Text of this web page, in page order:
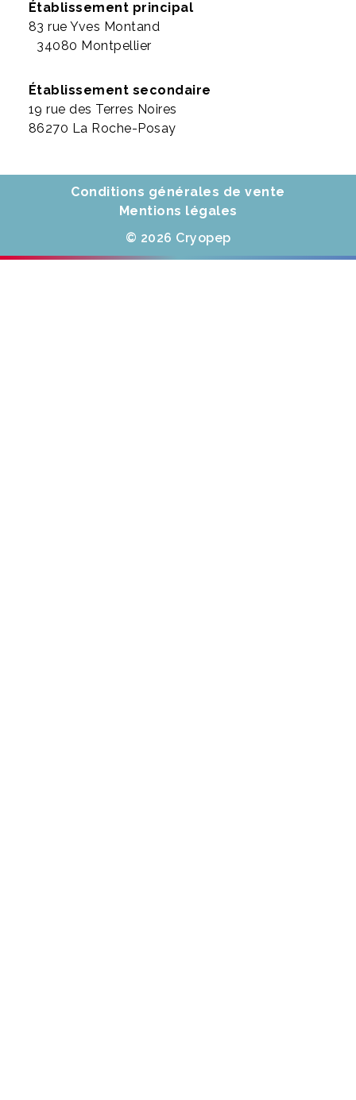
Établissement principal
83 rue Yves Montand
34080 Montpellier
Établissement secondaire
19 rue des Terres Noires
86270 La Roche-Posay
Conditions générales de vente
Mentions légales
© 2026 Cryopep